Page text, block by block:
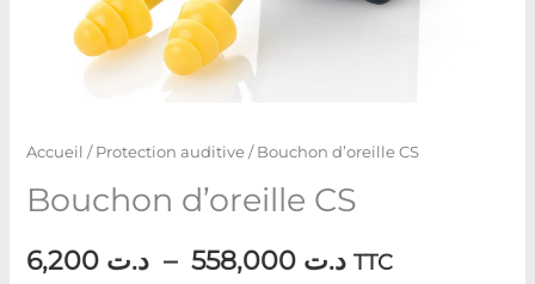
Accueil /Protection auditive/ Bouchon d’oreille CS
Bouchon d’oreille CS
د.ت – د.ت TTC